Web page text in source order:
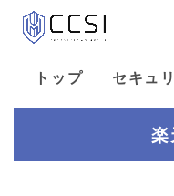
トップ セキュ